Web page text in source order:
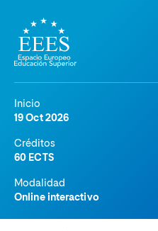
Inicio
19 Oct 2026
Créditos
60 ECTS
Modalidad
Online interactivo